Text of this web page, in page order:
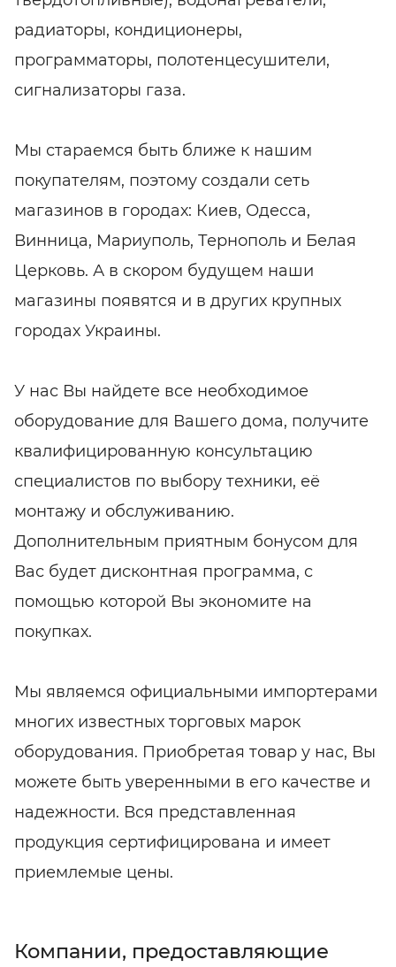
радиаторы, кондиционеры,
программаторы, полотенцесушители,
сигнализаторы газа.
Мы стараемся быть ближе к нашим
покупателям, поэтому создали сеть
магазинов в городах: Киев, Одесса,
Винница, Мариуполь, Тернополь и Белая
Церковь. А в скором будущем наши
магазины появятся и в других крупных
городах Украины.
У нас Вы найдете все необходимое
оборудование для Вашего дома, получите
квалифицированную консультацию
специалистов по выбору техники, её
монтажу и обслуживанию.
Дополнительным приятным бонусом для
Вас будет дисконтная программа, с
помощью которой Вы экономите на
покупках.
Мы являемся официальными импортерами
многих известных торговых марок
оборудования. Приобретая товар у нас, Вы
можете быть уверенными в его качестве и
надежности. Вся представленная
продукция сертифицирована и имеет
приемлемые цены.
Компании, предоставляющие